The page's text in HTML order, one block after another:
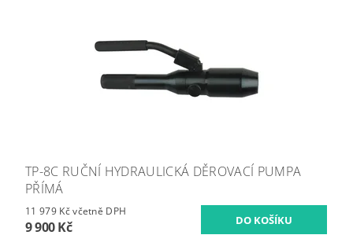
TP-8C RUČNÍ HYDRAULICKÁ DĚROVACÍ PUMPA
PŘÍMÁ
11 979 Kč včetně DPH
9 900 Kč